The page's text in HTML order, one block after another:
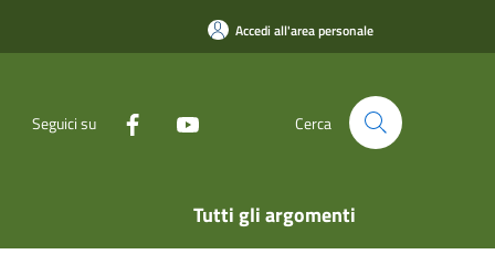
Accedi all'area personale
Seguici su Cerca
Tutti gli argomenti